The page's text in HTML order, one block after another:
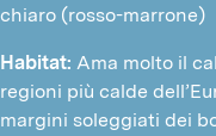
chiaro (rosso-marrone)
Habitat: Ama molto il
regioni più calde
margini soleggiati dei